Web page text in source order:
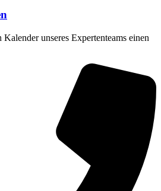
unseres Expertenteams einen